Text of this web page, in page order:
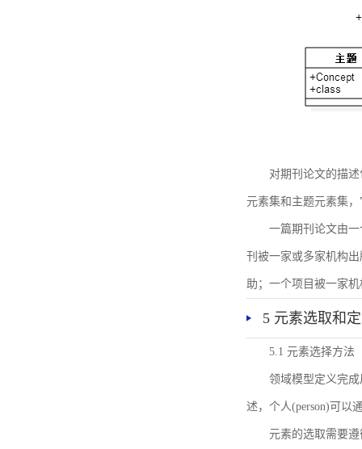
对期刊论文的描
元素集和主题元素集
一篇期刊论文由
刊被一家或多家机构
助；一个项目被一家
5 元素选取和
5.1 元素选择方法
领域模型定义完
述，个人(person)可以
元素的选取需要